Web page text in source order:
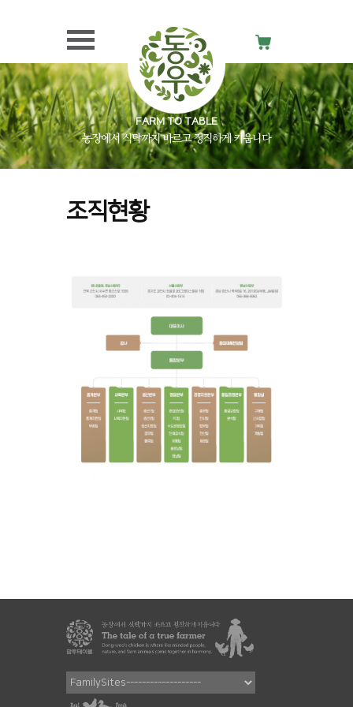
FARM TO TABLE
농장에서 식탁까지 바르고 정직하게 키웁니다
조직현황